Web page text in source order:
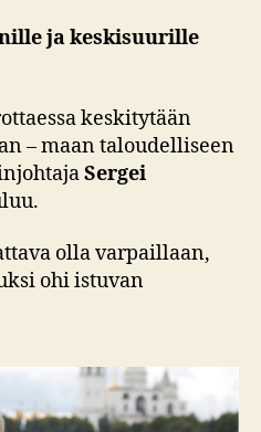
ja keskisuurille
keskitytään
– maan taloudelliseen
Sergei
olla varpaillaan,
ohi istuvan